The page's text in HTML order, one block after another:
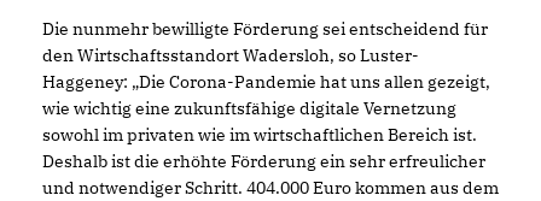
Die nunmehr bewilligte Förderung sei entscheidend für
den Wirtschaftsstandort Wadersloh, so Luster-
Haggeney: „Die Corona-Pandemie hat uns allen gezeigt,
wie wichtig eine zukunftsfähige digitale Vernetzung
sowohl im privaten wie im wirtschaftlichen Bereich ist.
Deshalb ist die erhöhte Förderung ein sehr erfreulicher
und notwendiger Schritt. 404.000 Euro kommen aus dem